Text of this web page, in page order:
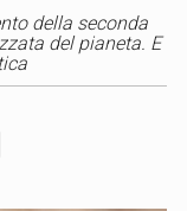
della seconda
del pianeta. E